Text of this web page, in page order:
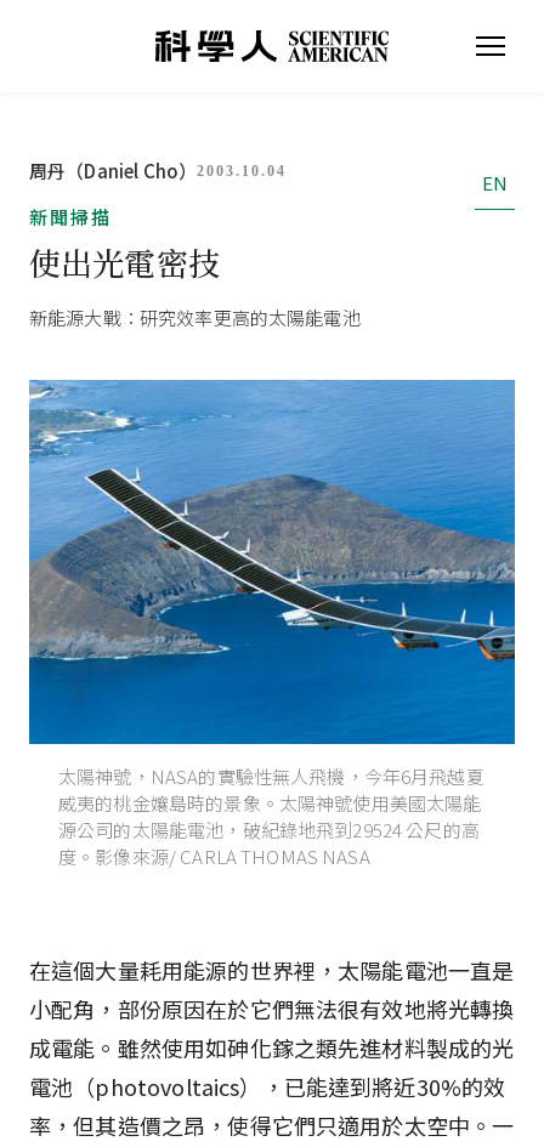
周丹（Daniel Cho）2003.10.04
EN
新聞掃描
使出光電密技
新能源大戰：研究效率更高的太陽能電池
太陽神號，NASA的實驗性無人飛機，今年6月飛越夏
威夷的桃金孃島時的景象。太陽神號使用美國太陽能
源公司的太陽能電池，破紀錄地飛到29524 公尺的高
度。影像來源/ CARLA THOMAS NASA
在這個大量耗用能源的世界裡，太陽能電池一直是
小配角，部份原因在於它們無法很有效地將光轉換
成電能。雖然使用如砷化鎵之類先進材料製成的光
電池（photovoltaics），已能達到將近30%的效
率，但其造價之昂，使得它們只適用於太空中。一